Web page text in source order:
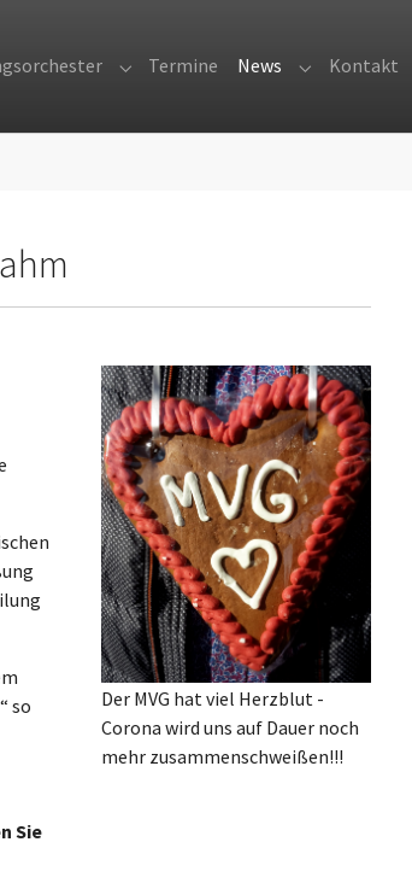
Submenu for
Termine News Submenu
Kontakt
so
Sie
Der MVG hat viel Herzblut -
Corona wird uns auf Dauer noch
mehr zusammenschweißen!!!